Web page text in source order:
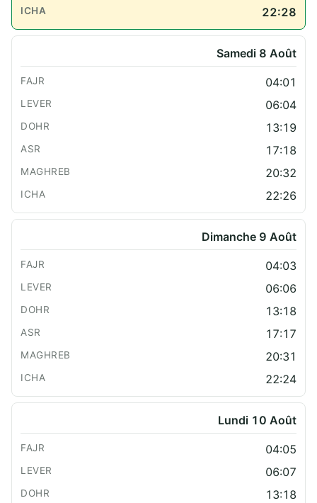
22:28
Samedi 8 Août
04:01
06:04
13:19
17:18
20:32
22:26
Dimanche 9 Août
04:03
06:06
13:18
17:17
20:31
22:24
Lundi 10 Août
04:05
06:07
13:18